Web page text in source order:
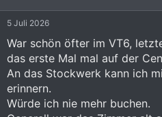
n
5 Juli 2026
War schön öfter im VT6,
das erste Mal mal auf der
An das Stockwerk kann ich
erinnern.
Würde ich nie mehr buchen.